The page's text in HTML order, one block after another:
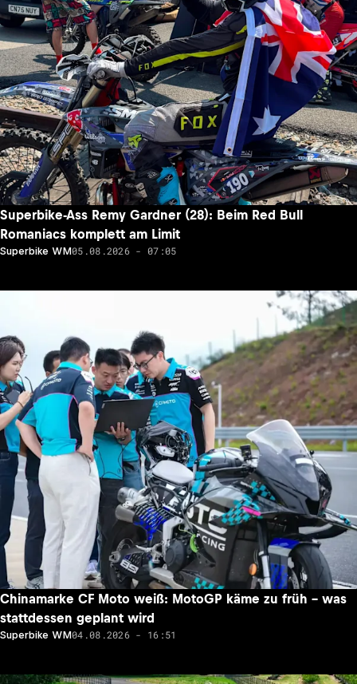
Superbike-Ass Remy Gardner (28): Beim Red Bull
Romaniacs komplett am Limit
Superbike WM05.08.2026 - 07:05
Chinamarke CF Moto weiß: MotoGP käme zu früh – was
stattdessen geplant wird
Superbike WM04.08.2026 - 16:51